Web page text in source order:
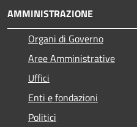
AMMINISTRAZIONE
Organi di Governo
Aree Amministrative
Uffici
Enti e fondazioni
Politici